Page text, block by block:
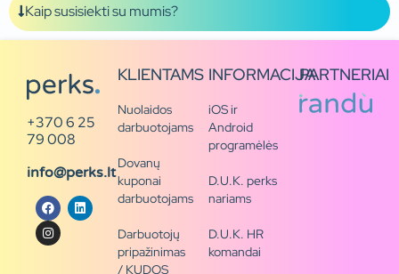
Kaip susisiekti su mumis?
+370 6 25
79 008
info@perks.lt
KLIENTAMS
Nuolaidos
darbuotojams
Dovanų
kuponai
darbuotojams
Darbuotojų
pripažinimas
/ KUDOS
INFORMACIJA
iOS ir
Android
programėlės
D.U.K. perks
nariams
D.U.K. HR
komandai
PARTNERIAI